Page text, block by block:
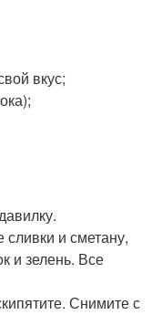
вкус;
и сметану,
и зелень. Все
Снимите с